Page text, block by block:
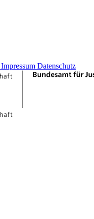
Impressum Datenschutz